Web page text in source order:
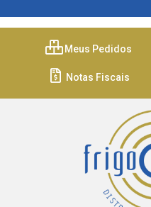
Meus Pedidos
Notas Fiscais